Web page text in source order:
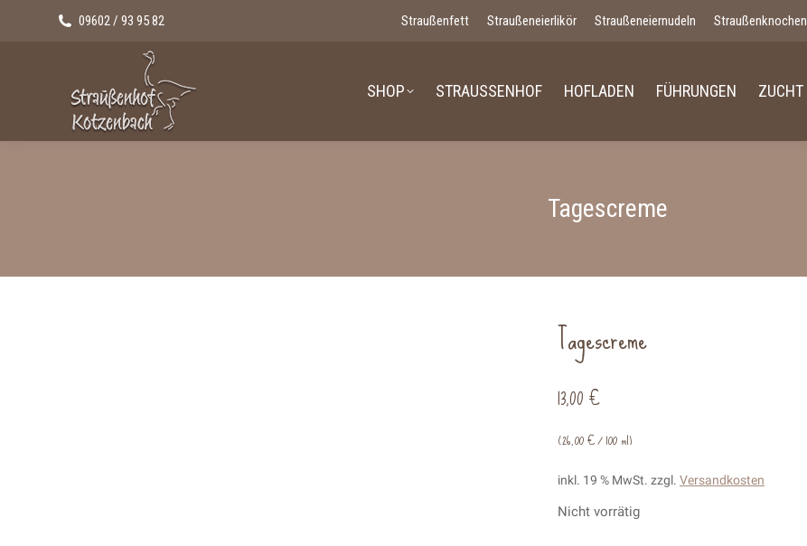
09602 / 93 95 82 Straußenfett Straußeneierlikör Straußeneiernudeln Straußenknochen
SHOP STRAUSSENHOF HOFLADEN FÜHRUNGEN ZUCHT
Tagescreme
Tagescreme
13,00€
(26,00€/100ml)
inkl. 19 % MwSt. zzgl. Versandkosten
Nicht vorrätig